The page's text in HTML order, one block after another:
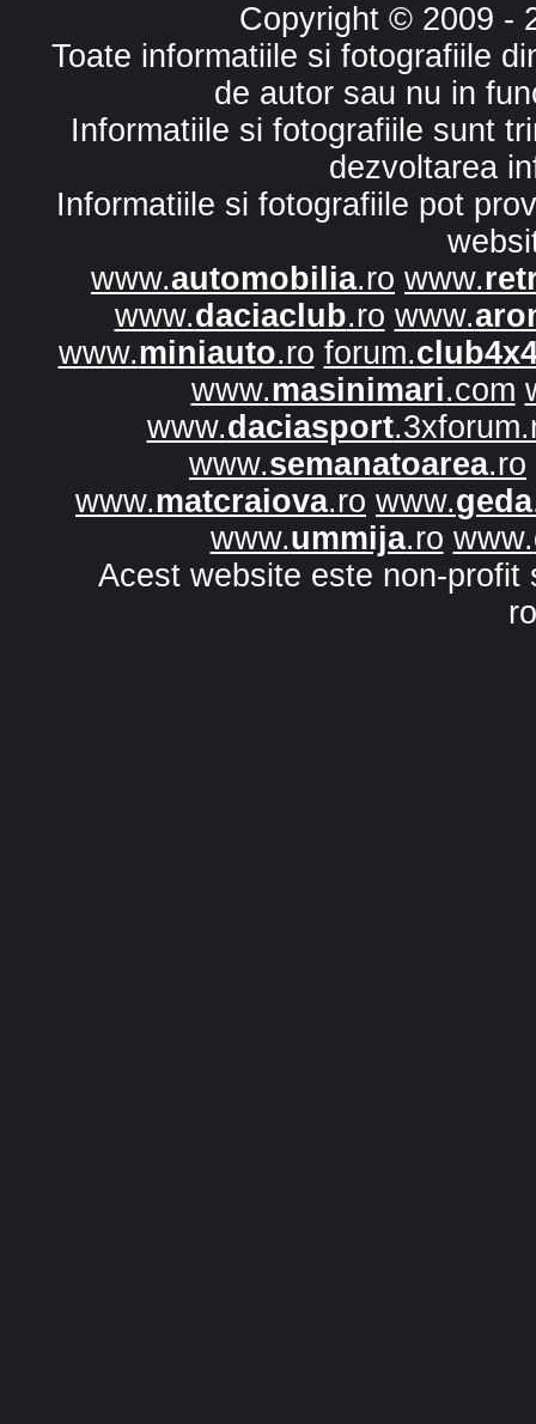
Copyright © 2009 -
Toate informatiile si fotografiile
de autor sau nu in
Informatiile si fotografiile sunt
dezvoltarea
Informatiile si fotografiile pot
www.automobilia.ro www.
www.daciaclub.ro www.
www.miniauto.ro forum.
www.masinimari.com
www.daciasport
www.semanatoarea.ro
www.matcraiova.ro www.geda
www.ummija.ro www.
Acest website este non-profit